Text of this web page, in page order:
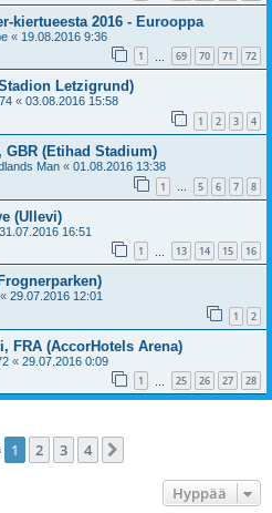
kiertueesta 2016 - Eurooppa
« 19.08.2016 9:36
1 69 70 71 72
Letzigrund)
« 03.08.2016 15:58
1 2 3 4
GBR (Etihad Stadium)
Man « 01.08.2016 13:38
1 5 6 7 8
(Ullevi)
31.07.2016 16:51
1 13 14 15 16
« 29.07.2016 12:01
1 2
FRA (AccorHotels Arena)
« 29.07.2016 0:09
1 25 26 27 28
1 2 3 4
Hyppää